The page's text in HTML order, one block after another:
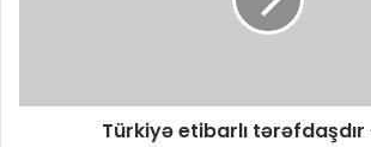
Türkiyə etibarlı